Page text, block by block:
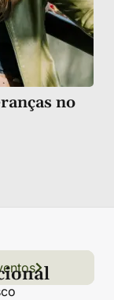
no